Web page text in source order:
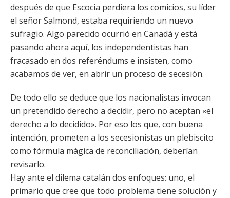
después de que Escocia perdiera los comicios, su líder
el señor Salmond, estaba requiriendo un nuevo
sufragio. Algo parecido ocurrió en Canadá y está
pasando ahora aquí, los independentistas han
fracasado en dos referéndums e insisten, como
acabamos de ver, en abrir un proceso de secesión.
De todo ello se deduce que los nacionalistas invocan
un pretendido derecho a decidir, pero no aceptan «el
derecho a lo decidido». Por eso los que, con buena
intención, prometen a los secesionistas un plebiscito
como fórmula mágica de reconciliación, deberían
revisarlo.
Hay ante el dilema catalán dos enfoques: uno, el
primario que cree que todo problema tiene solución y